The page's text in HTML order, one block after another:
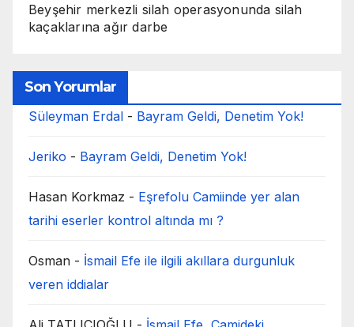
Beyşehir merkezli silah operasyonunda silah
kaçaklarına ağır darbe
Son Yorumlar
Süleyman Erdal - Bayram Geldi, Denetim Yok!
Jeriko - Bayram Geldi, Denetim Yok!
Hasan Korkmaz - Eşrefolu Camiinde yer alan
tarihi eserler kontrol altında mı ?
Osman - İsmail Efe ile ilgili akıllara durgunluk
veren iddialar